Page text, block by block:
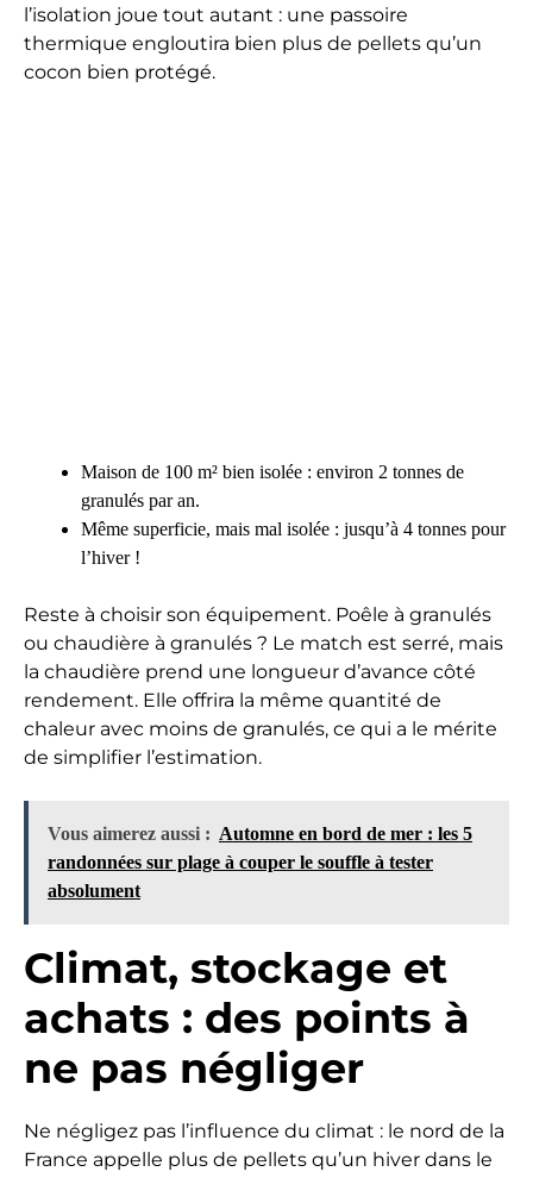
l’isolation joue tout autant : une passoire
thermique engloutira bien plus de pellets qu’un
cocon bien protégé.
Maison de 100 m² bien isolée : environ 2 tonnes de
granulés par an.
Même superficie, mais mal isolée : jusqu’à 4 tonnes pour
l’hiver !
Reste à choisir son équipement. Poêle à granulés
ou chaudière à granulés ? Le match est serré, mais
la chaudière prend une longueur d’avance côté
rendement. Elle offrira la même quantité de
chaleur avec moins de granulés, ce qui a le mérite
de simplifier l’estimation.
Vous aimerez aussi : Automne en bord de mer : les 5
randonnées sur plage à couper le souffle à tester
absolument
Climat, stockage et
achats : des points à
ne pas négliger
Ne négligez pas l’influence du climat : le nord de la
France appelle plus de pellets qu’un hiver dans le